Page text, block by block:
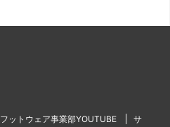
フットウェア事業部YOUTUBE サ